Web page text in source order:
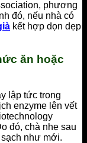
phương
đó, nếu nhà có
kết hợp dọn dẹp
ăn hoặc
lập tức trong
enzyme lên vết
đó, chà nhẹ sau
như mới.